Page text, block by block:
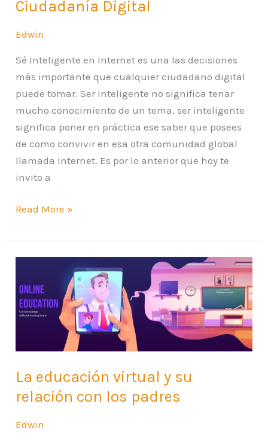
Ciudadanía Digital
Edwin
Sé Inteligente en Internet es una las decisiones
más importante que cualquier ciudadano digital
puede tomar. Ser inteligente no significa tenar
mucho conocimiento de un tema, ser inteligente
significa poner en práctica ese saber que posees
de como convivir en esa otra comunidad global
llamada Internet. Es por lo anterior que hoy te
invito a
Read More »
La educación virtual y su
relación con los padres
Edwin
educación
virtual
y
los
padres